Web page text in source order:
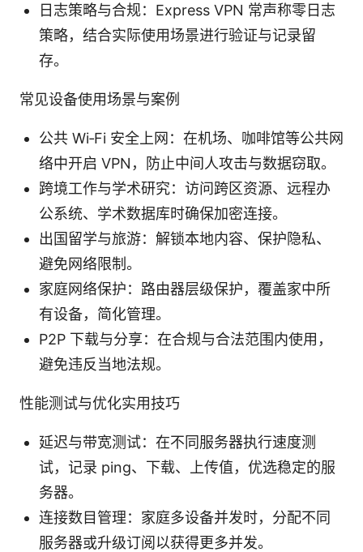
日志策略与合规：Express VPN 常声称零日志
策略，结合实际使用场景进行验证与记录留
存。
常见设备使用场景与案例
公共 Wi‑Fi 安全上网：在机场、咖啡馆等公共网
络中开启 VPN，防止中间人攻击与数据窃取。
跨境工作与学术研究：访问跨区资源、远程办
公系统、学术数据库时确保加密连接。
出国留学与旅游：解锁本地内容、保护隐私、
避免网络限制。
家庭网络保护：路由器层级保护，覆盖家中所
有设备，简化管理。
P2P 下载与分享：在合规与合法范围内使用，
避免违反当地法规。
性能测试与优化实用技巧
延迟与带宽测试：在不同服务器执行速度测
试，记录 ping、下载、上传值，优选稳定的服
务器。
连接数目管理：家庭多设备并发时，分配不同
服务器或升级订阅以获得更多并发。